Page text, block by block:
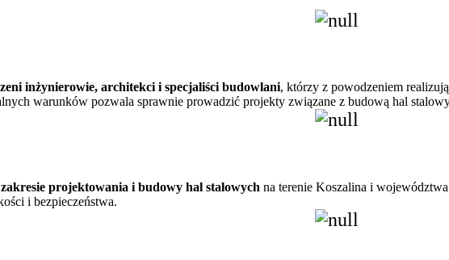
inżynierowie, architekci i specjaliści budowlani, którzy z powodzeniem
warunków pozwala sprawnie prowadzić projekty związane z budową hal
projektowania i budowy hal stalowych na terenie Koszalina i
i bezpieczeństwa.